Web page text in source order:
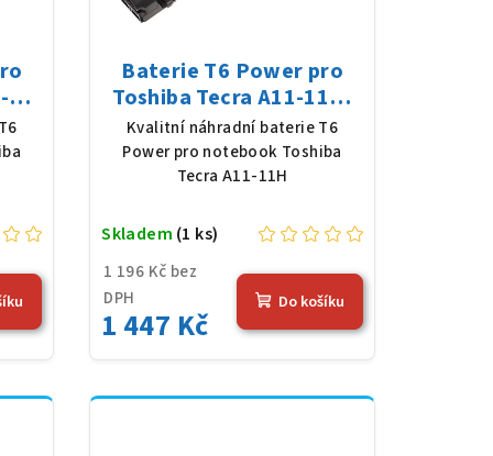
Baterie T6 Power pro
Toshiba Tecra A11-11H,
Li-Ion, 10,8 V, 5200 mAh
(56 Wh), černá
Kvalitní náhradní baterie T6
Power pro notebook Toshiba
Tecra A11-11H
1 196 Kč bez
DPH
1 447 Kč
Skladem (1 ks)
Do košíku